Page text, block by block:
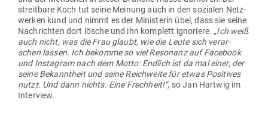
streitbare Koch tut seine Meinung auch in den sozialen Netz­
werken kund und nimmt es der Minis­terin übel, dass sie seine
Nach­richten dort lösche und ihn kom­plett igno­riere. „Ich weiß
auch nicht, was die Frau glaubt, wie die Leute sich ver­ar­
schen lassen. Ich bekomme so viel Resonanz auf Facebook
und Instagram nach dem Motto: Endlich ist da mal einer, der
seine Bekanntheit und seine Reich­weite für etwas Posi­tives
nutzt. Und dann nichts. Eine Frechheit!“, so Jan Hartwig im
Interview.